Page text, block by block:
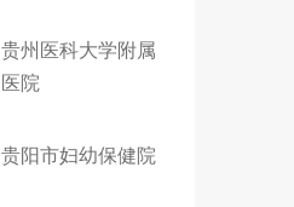
贵州医科大学附属
医院
贵阳市妇幼保健院